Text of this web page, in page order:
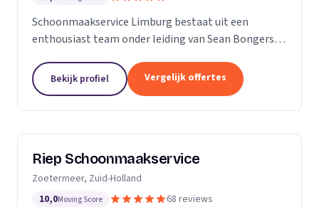
Schoonmaakservice Limburg bestaat uit een
enthousiast team onder leiding van Sean Bongers,
een aantal jaren in de schoonmaakbranche
werkzaam te...
Bekijk profiel Vergelijk offertes
Riep Schoonmaakservice
Zoetermeer, Zuid-Holland
10,0Moving Score 68 reviews